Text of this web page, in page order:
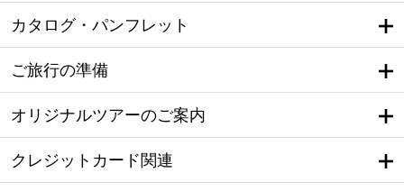
カタログ・パンフレット
ご旅行の準備
オリジナルツアーのご案内
クレジットカード関連